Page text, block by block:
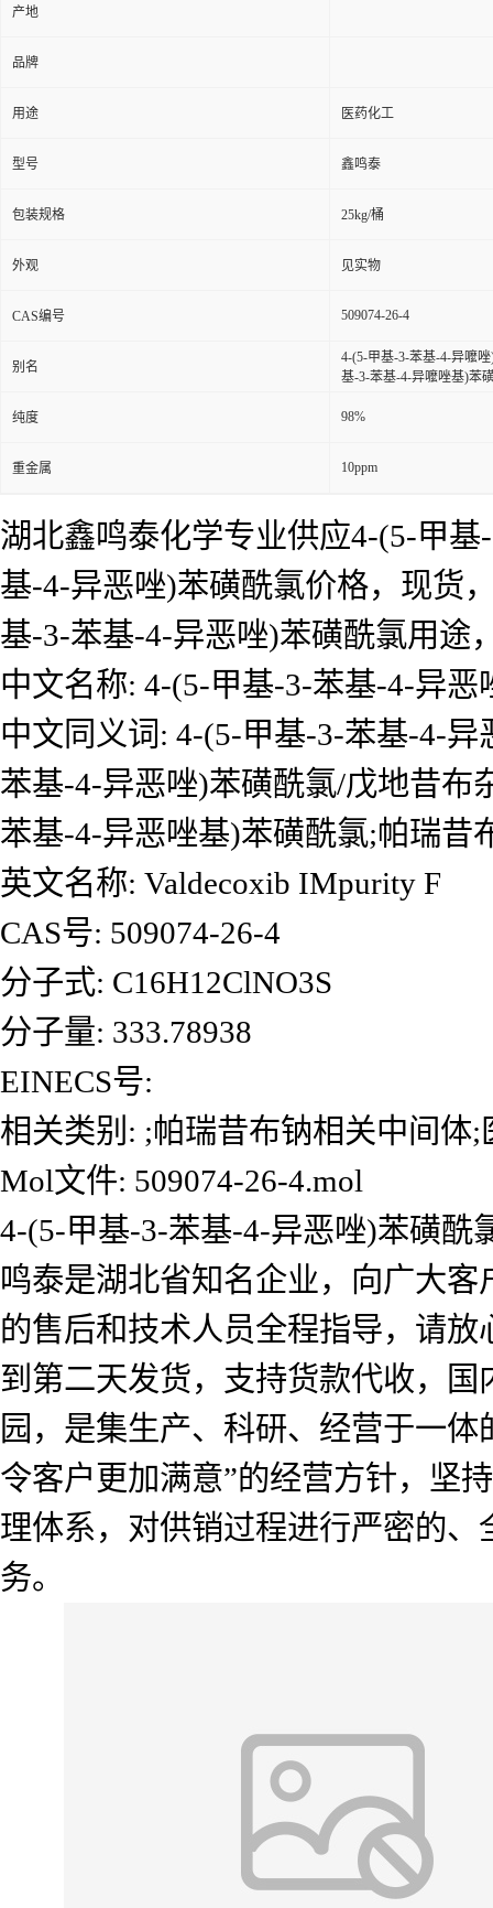
产地
品牌
用途 医药化工
型号 鑫鸣泰
包装规格 25kg/桶
外观 见实物
CAS编号 509074-26-4
别名
4-(5-甲基-3-苯基-4-异嚒
基-3-苯基-4-异嚒唑基)苯
纯度 98%
重金属 10ppm
湖北鑫鸣泰化学专业供应4-(5-甲
基-4-异恶唑)苯磺酰氯价格，现货
基-3-苯基-4-异恶唑)苯磺酰氯用途
中文名称: 4-(5-甲基-3-苯基-4-异恶
中文同义词: 4-(5-甲基-3-苯基-4-
苯基-4-异恶唑)苯磺酰氯/戊地昔布
苯基-4-异恶唑基)苯磺酰氯;帕瑞昔
英文名称: Valdecoxib IMpurity F
CAS号: 509074-26-4
分子式: C16H12ClNO3S
分子量: 333.78938
EINECS号:
相关类别: ;帕瑞昔布钠相关中间体;
Mol文件: 509074-26-4.mol
4-(5-甲基-3-苯基-4-异恶唑)苯磺
鸣泰是湖北省知名企业，向广大
的售后和技术人员全程指导，请
到第二天发货，支持货款代收，
园，是集生产、科研、经营于一
令客户更加满意”的经营方针，坚
理体系，对供销过程进行严密的
务。